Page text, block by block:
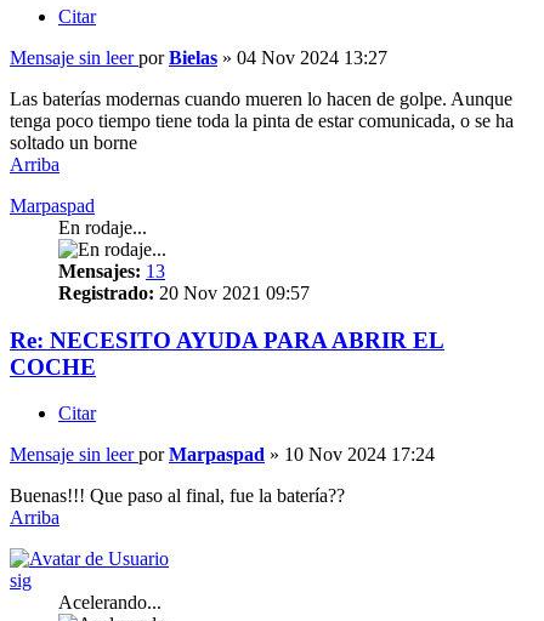
Citar
Mensaje sin leer porBielas » 04 Nov 2024 13:27
Las baterías modernas cuando mueren lo hacen de golpe. Aunque
tenga poco tiempo tiene toda la pinta de estar comunicada, o se ha
soltado un borne
Arriba
Marpaspad
En rodaje...
Mensajes: 13
Registrado: 20 Nov 2021 09:57
Re: NECESITO AYUDA PARA ABRIR EL
COCHE
Citar
Mensaje sin leer porMarpaspad » 10 Nov 2024 17:24
Buenas!!! Que paso al final, fue la batería??
Arriba
sig
Acelerando...